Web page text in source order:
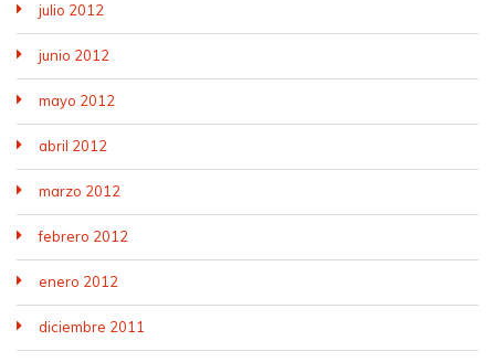
julio 2012
junio 2012
mayo 2012
abril 2012
marzo 2012
febrero 2012
enero 2012
diciembre 2011